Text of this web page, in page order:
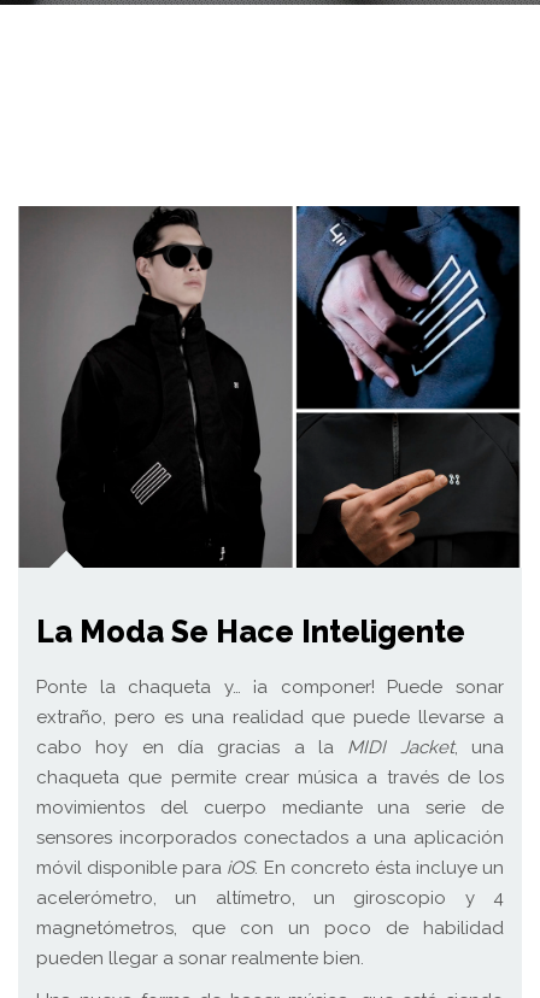
La Moda Se Hace Inteligente
Ponte la chaqueta y… ¡a componer! Puede sonar
extraño, pero es una realidad que puede llevarse a
cabo hoy en día gracias a la MIDI Jacket, una
chaqueta que permite crear música a través de los
movimientos del cuerpo mediante una serie de
sensores incorporados conectados a una aplicación
móvil disponible para iOS. En concreto ésta incluye un
acelerómetro, un altímetro, un giroscopio y 4
magnetómetros, que con un poco de habilidad
pueden llegar a sonar realmente bien.